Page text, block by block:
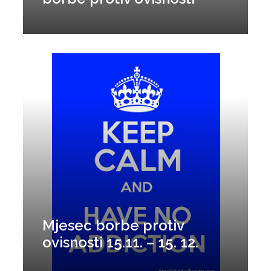
Mjesec borbe protiv
ovisnosti 15.11. – 15. 12.